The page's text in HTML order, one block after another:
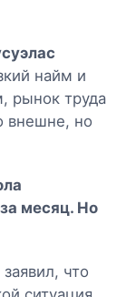
найм и
рынок труда
внешне, но
месяц. Но
заявил, что